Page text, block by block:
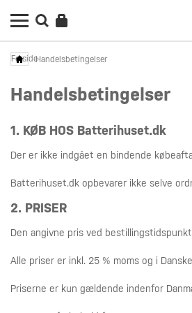
ForsideHandelsbetingelser
Handelsbetingelser
1. KØB HOS Batterihuset.dk
Der er ikke indgået en bindende
Batterihuset.dk opbevarer ikke selve
2. PRISER
Den angivne pris ved
Alle priser er inkl. 25 % moms og i
Priserne er kun gældende indenfor